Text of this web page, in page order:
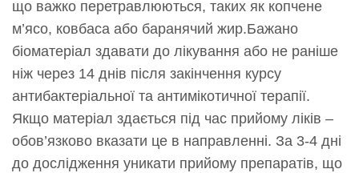
що важко перетравлюються, таких як копчене
м’ясо, ковбаса або баранячий жир.Бажано
біоматеріал здавати до лікування або не раніше
ніж через 14 днів після закінчення курсу
антибактеріальної та антимікотичної терапії.
Якщо матеріал здається під час прийому ліків –
обов’язково вказати це в направленні. За 3-4 дні
до дослідження уникати прийому препаратів, що